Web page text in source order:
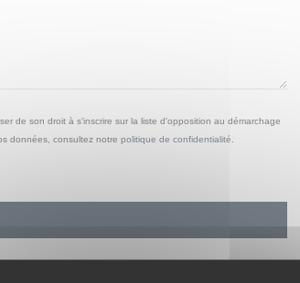
de son droit à s'inscrire sur la liste d'opposition au démarchage
données, consultez notre politique de confidentialité